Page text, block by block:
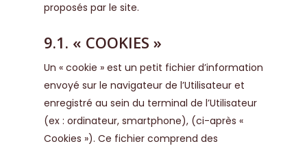
proposés par le site.
9.1. « COOKIES »
Un « cookie » est un petit fichier d’information
envoyé sur le navigateur de l’Utilisateur et
enregistré au sein du terminal de l’Utilisateur
(ex : ordinateur, smartphone), (ci-après «
Cookies »). Ce fichier comprend des